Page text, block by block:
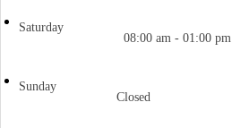
Saturday
08:00 am - 01:00 pm
Sunday
Closed